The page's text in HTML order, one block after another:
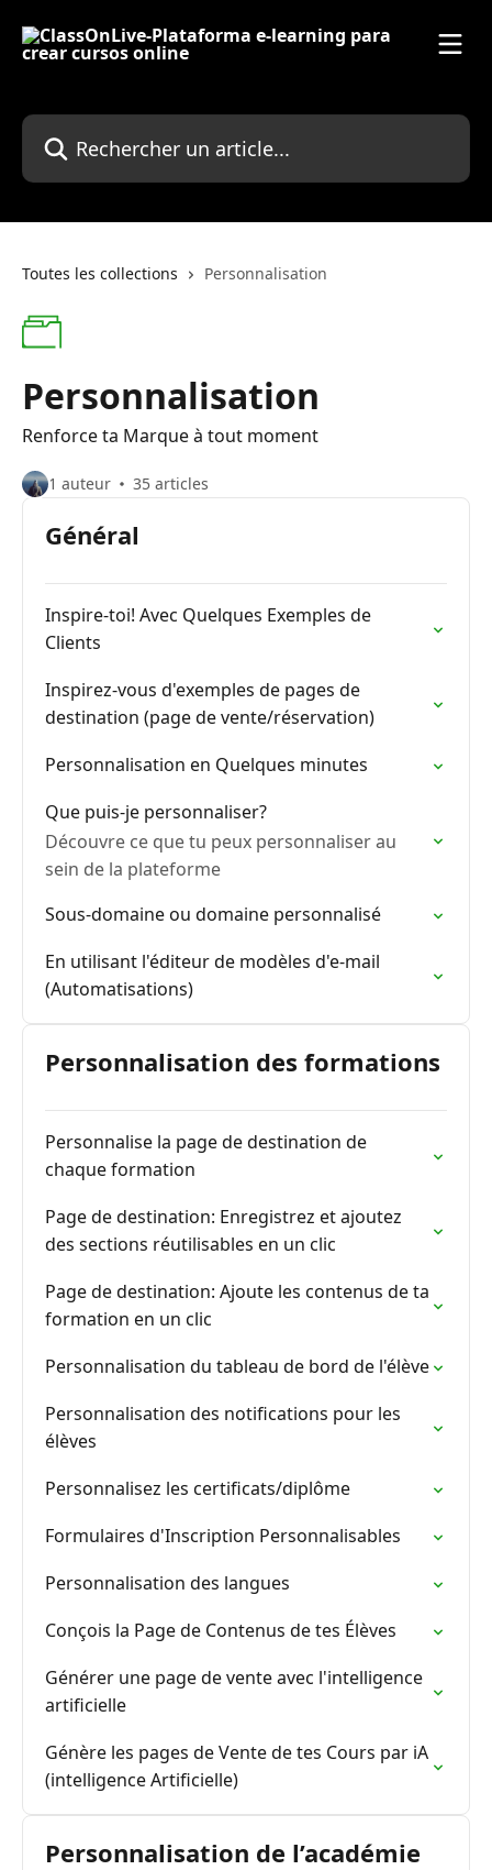
Rechercher un article...
Toutes les collections Personnalisation
Personnalisation
Renforce ta Marque à tout moment
1 auteur 35 articles
Général
Inspire-toi! Avec Quelques Exemples de
Clients
Inspirez-vous d'exemples de pages de
destination (page de vente/réservation)
Personnalisation en Quelques minutes
Que puis-je personnaliser?
Découvre ce que tu peux personnaliser au
sein de la plateforme
Sous-domaine ou domaine personnalisé
En utilisant l'éditeur de modèles d'e-mail
(Automatisations)
Personnalisation des formations
Personnalise la page de destination de
chaque formation
Page de destination: Enregistrez et ajoutez
des sections réutilisables en un clic
Page de destination: Ajoute les contenus de ta
formation en un clic
Personnalisation du tableau de bord de l'élève
Personnalisation des notifications pour les
élèves
Personnalisez les certificats/diplôme
Formulaires d'Inscription Personnalisables
Personnalisation des langues
Conçois la Page de Contenus de tes Élèves
Générer une page de vente avec l'intelligence
artificielle
Génère les pages de Vente de tes Cours par iA
(intelligence Artificielle)
Personnalisation de l’académie